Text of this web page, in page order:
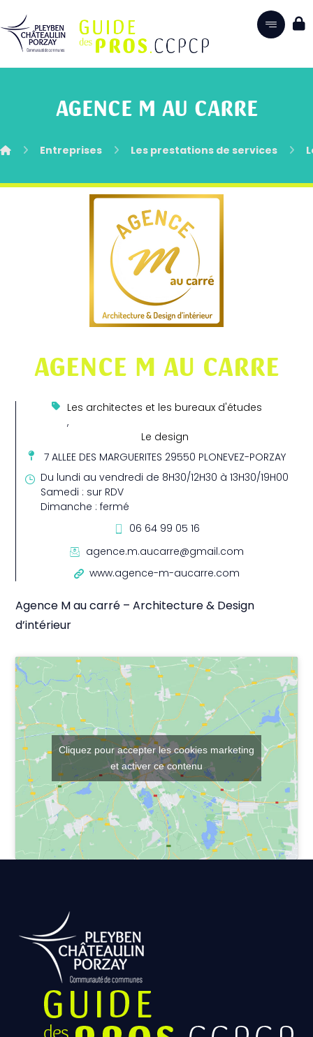
AGENCE M AU CARRE
Entreprises Les prestations de services
AGENCE M AU CARRE
Les architectes et les bureaux d'études
,
Le design
7 ALLEE DES MARGUERITES 29550 PLONEVEZ-PORZAY
Du lundi au vendredi de 8H30/12H30 à 13H30/19H00
Samedi : sur RDV
Dimanche : fermé
06 64 99 05 16
agence.m.aucarre@gmail.com
www.agence-m-aucarre.com
Agence M au carré – Architecture & Design
d’intérieur
Cliquez pour accepter les cookies marketing
et activer ce contenu